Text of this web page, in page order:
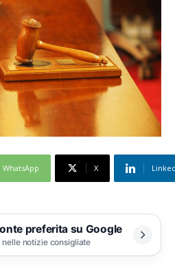
WhatsApp X
preferita su Google
notizie consigliate